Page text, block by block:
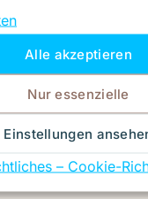
Alle akzeptieren
Nur essenzielle
Einstellungen
– Cookie-
– und damit
SEO